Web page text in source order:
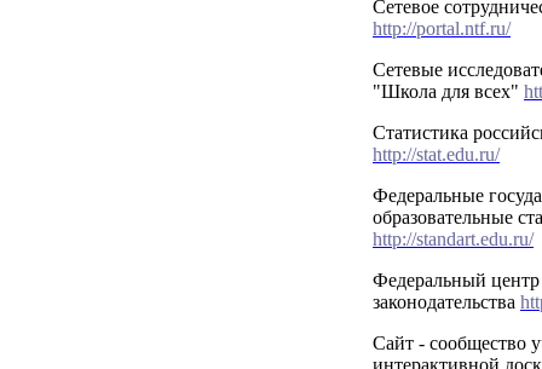
Сетевое
http://portal.ntf.ru/
Сетевые
"Школа для всех"
Статистика
http://stat.edu.ru/
Федеральные
образовательные
http://standart.edu.ru/
Федеральный центр
законодательства
Сайт - сообщество
интерактивной